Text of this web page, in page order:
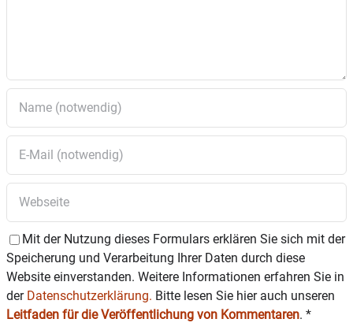
Mit der Nutzung dieses Formulars erklären Sie sich mit der
Speicherung und Verarbeitung Ihrer Daten durch diese
Website einverstanden. Weitere Informationen erfahren Sie in
der Datenschutzerklärung. Bitte lesen Sie hier auch unseren
Leitfaden für die Veröffentlichung von Kommentaren. *